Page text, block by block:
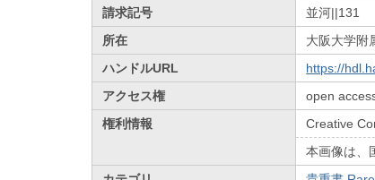
請求記号
並河||131
所在
大阪大学附
ハンドルURL
https://
アクセス権
open
権利情報
Creative
本画像は、